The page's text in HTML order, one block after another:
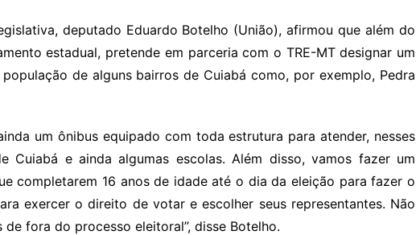
o
m
deputado Eduardo Botelho (União), afirmou que além do
estadual, pretende em parceria com o TRE-MT designar um
de alguns bairros de Cuiabá como, por exemplo, Pedra
um ônibus equipado com toda estrutura para atender, nesses
Cuiabá e ainda algumas escolas. Além disso, vamos fazer um
completarem 16 anos de idade até o dia da eleição para fazer o
exercer o direito de votar e escolher seus representantes. Não
fora do processo eleitoral”, disse Botelho.